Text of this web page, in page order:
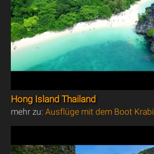
Hong Island Thailand
mehr zu:Ausflüge mit dem Boot Krabi